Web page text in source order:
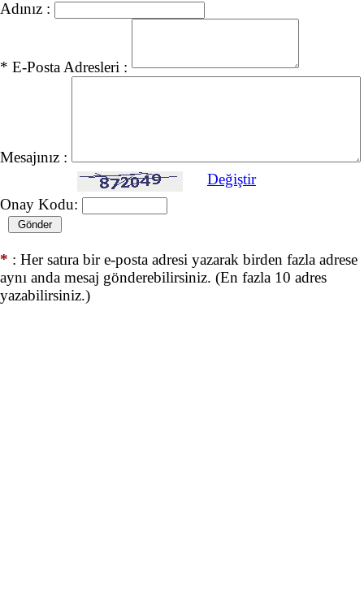
Adınız :
* E-Posta Adresleri :
Mesajınız :
Değiştir
Onay Kodu:
* : Her satıra bir e-posta adresi yazarak birden fazla adrese
aynı anda mesaj gönderebilirsiniz. (En fazla 10 adres
yazabilirsiniz.)